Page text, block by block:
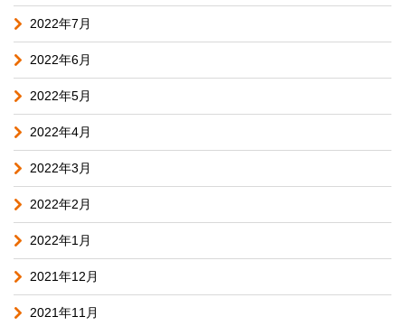
2022年7月
2022年6月
2022年5月
2022年4月
2022年3月
2022年2月
2022年1月
2021年12月
2021年11月